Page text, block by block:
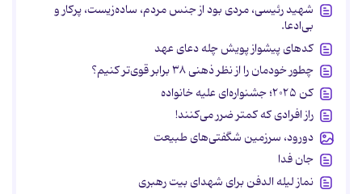
شهید رئیسی، مردی بود از جنس مردم، ساده‌زیست، پرکار و
بی‌ادعا.
کدهای پیشواز پویش چله دعای عهد
چطور خودمان را از نظر ذهنی ۳۸ برابر قوی‌تر کنیم؟
کن ۲۰۲۵؛ جشنواره‌ای علیه خانواده
راز افرادی که کمتر ضرر می‌کنند!
دورود، سرزمین شگفتی‌های طبیعت
جان فدا
نماز لیله الدفن برای شهدای بیت رهبری